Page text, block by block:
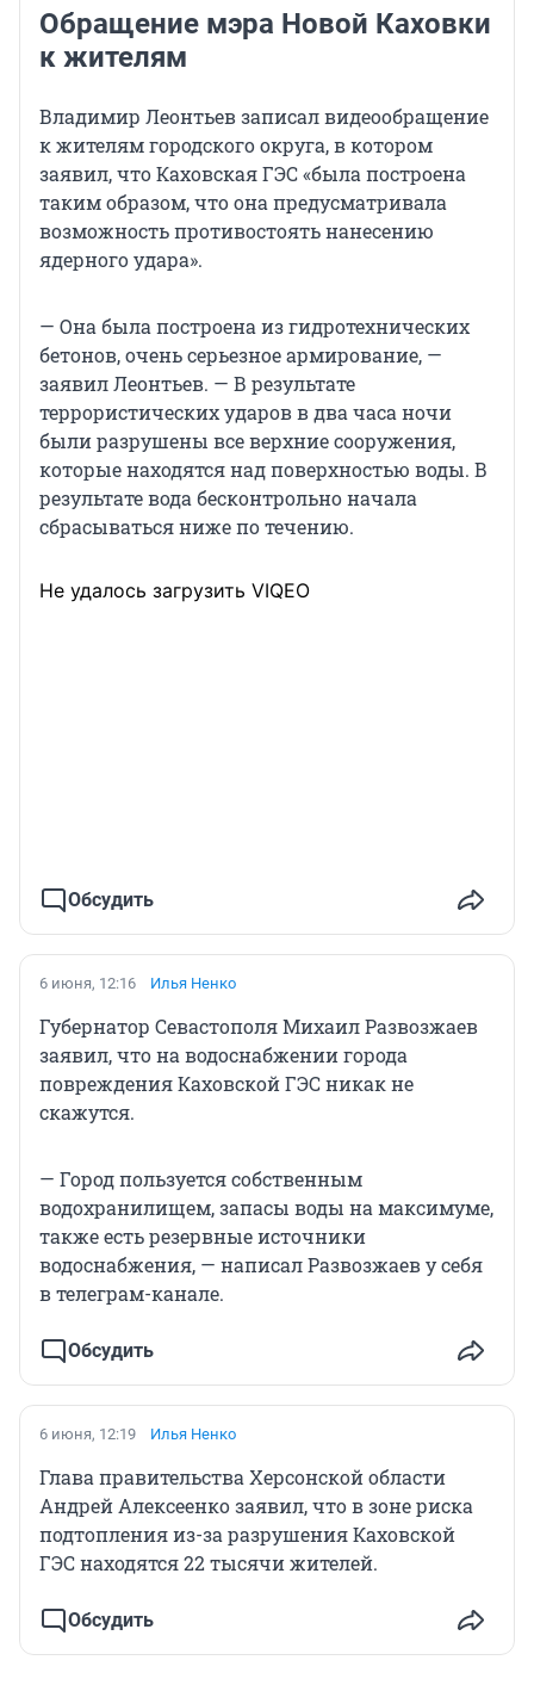
Обращение мэра Новой Каховки
к жителям
Владимир Леонтьев записал видеообращение
к жителям городского округа, в котором
заявил, что Каховская ГЭС «была построена
таким образом, что она предусматривала
возможность противостоять нанесению
ядерного удара».
— Она была построена из гидротехнических
бетонов, очень серьезное армирование, —
заявил Леонтьев. — В результате
террористических ударов в два часа ночи
были разрушены все верхние сооружения,
которые находятся над поверхностью воды. В
результате вода бесконтрольно начала
сбрасываться ниже по течению.
Не удалось загрузить VIQEO
Обсудить
6 июня, 12:16 Илья Ненко
Губернатор Севастополя Михаил Развозжаев
заявил, что на водоснабжении города
повреждения Каховской ГЭС никак не
скажутся.
— Город пользуется собственным
водохранилищем, запасы воды на максимуме,
также есть резервные источники
водоснабжения, — написал Развозжаев у себя
в телеграм-канале.
Обсудить
6 июня, 12:19 Илья Ненко
Глава правительства Херсонской области
Андрей Алексеенко заявил, что в зоне риска
подтопления из-за разрушения Каховской
ГЭС находятся 22 тысячи жителей.
Обсудить